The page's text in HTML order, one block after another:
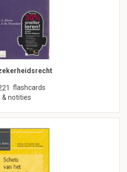
flashcards
& notities